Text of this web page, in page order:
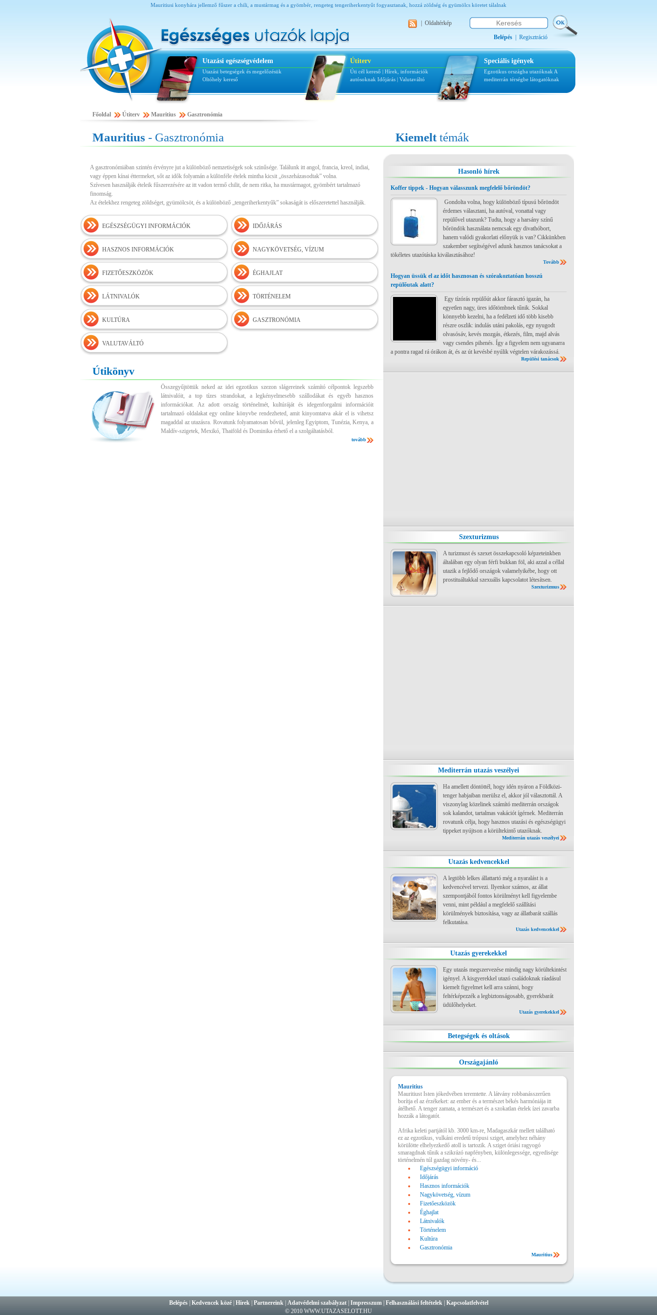
Mauritiusi konyhára jellemző fűszer a chili, a mustármag és a gyömbér, rengeteg tengeriherkentyűt fogyasztanak, hozzá zöldség és gyümölcs köretet tálalnak
Oldaltérkép
Belépés Regisztráció
Utazási egészségvédelem
Utazási betegségek és megelőzésük
Oltóhely kereső
Útiterv
Úti cél kereső | Hírek, információk
autósoknak Időjárás | Valutaváltó
Speciális igények
Egzotikus országba utazóknak A
mediterrán térségbe látogatóknak
Főoldal Útiterv Mauritius Gasztronómia
Mauritius - Gasztronómia
A gasztronómiában szintén érvényre jut a különböző nemzetiségek sok szinűsége. Találunk itt angol, francia, kreol, indiai,
vagy éppen kínai éttermeket, sőt az idők folyamán a különféle ételek mintha kicsit „összeházasodtak” volna.
Szívesen használják ételeik fűszerezésére az itt vadon termő chilit, de nem ritka, ha mustármagot, gyömbért tartalmazó
finomság.
Az ételekhez rengeteg zöldséget, gyümölcsöt, és a különböző „tengeriherkentyűk” sokaságát is előszeretettel használják.
EGÉSZSÉGÜGYI INFORMÁCIÓK IDŐJÁRÁS
HASZNOS INFORMÁCIÓK NAGYKÖVETSÉG, VÍZUM
FIZETŐESZKÖZÖK ÉGHAJLAT
LÁTNIVALÓK TÖRTÉNELEM
KULTÚRA GASZTRONÓMIA
VALUTAVÁLTÓ
Útikönyv
Összegyűjtöttük neked az idei egzotikus szezon slágereinek számító célpontok legszebb
látnivalóit, a top tízes strandokat, a legkényelmesebb szállodákat és egyéb hasznos
információkat. Az adott ország történelmét, kultúráját és idegenforgalmi információit
tartalmazó oldalakat egy online könyvbe rendezheted, amit kinyomtatva akár el is vihetsz
magaddal az utazásra. Rovatunk folyamatosan bővül, jelenleg Egyiptom, Tunézia, Kenya, a
Maldív-szigetek, Mexikó, Thaiföld és Dominika érhető el a szolgáltatásból.
tovább
Kiemelttémák
Hasonló hírek
Koffer tippek - Hogyan válasszunk megfelelő bőröndöt?
Gondolta volna, hogy különböző típusú bőröndöt
érdemes választani, ha autóval, vonattal vagy
repülővel utazunk? Tudta, hogy a harsány színű
bőröndök használata nemcsak egy divathóbort,
hanem valódi gyakorlati előnyük is van? Cikkünkben
szakember segítségével adunk hasznos tanácsokat a
tökéletes utazótáska kiválasztásához!
Tovább
Hogyan üssük el az időt hasznosan és szórakoztatóan hosszú
repülőutak alatt?
Egy tízórás repülőút akkor fárasztó igazán, ha
egyetlen nagy, üres időtömbnek tűnik. Sokkal
könnyebb kezelni, ha a fedélzeti idő több kisebb
részre oszlik: indulás utáni pakolás, egy nyugodt
olvasósáv, kevés mozgás, étkezés, film, majd alvás
vagy csendes pihenés. Így a figyelem nem ugyanarra
a pontra ragad rá órákon át, és az út kevésbé nyúlik végtelen várakozássá.
Repülési tanácsok
Szexturizmus
A turizmust és szexet összekapcsoló képzeteinkben
általában egy olyan férfi bukkan föl, aki azzal a céllal
utazik a fejlődő országok valamelyikébe, hogy ott
prostituáltakkal szexuális kapcsolatot létesítsen.
Szexturizmus
Mediterrán utazás veszélyei
Ha amellett döntöttél, hogy idén nyáron a Földközi-
tenger habjaiban merülsz el, akkor jól választottál. A
viszonylag közelinek számító mediterrán országok
sok kalandot, tartalmas vakációt ígérnek. Mediterrán
rovatunk célja, hogy hasznos utazási és egészségügyi
tippeket nyújtson a körültekintő utazóknak.
Mediterrán utazás veszélyei
Utazás kedvencekkel
A legtöbb lelkes állattartó még a nyaralást is a
kedvencével tervezi. Ilyenkor számos, az állat
szempontjából fontos körülményt kell figyelembe
venni, mint például a megfelelő szállítási
körülmények biztosítása, vagy az állatbarát szállás
felkutatása.
Utazás kedvencekkel
Utazás gyerekekkel
Egy utazás megszervezése mindig nagy körültekintést
igényel. A kisgyerekkel utazó családoknak ráadásul
kiemelt figyelmet kell arra szánni, hogy
feltérképezzék a legbiztonságosabb, gyerekbarát
üdülőhelyeket.
Utazás gyerekekkel
Betegségek és oltások
Országajánló
Mauritius
Mauritiust Isten jókedvében teremtette. A látvány robbanásszerűen
borítja el az érzékeket: az ember és a természet békés harmóniája itt
átélhető. A tenger zamata, a természet és a szokatlan ételek ízei zavarba
hozzák a látogatót.
Afrika keleti partjától kb. 3000 km-re, Madagaszkár mellett található
ez az egzotikus, vulkáni eredetű trópusi sziget, amelyhez néhány
körülötte elhelyezkedő atoll is tartozik. A sziget óriási ragyogó
smaragdnak tűnik a szikrázó napfényben, különlegessége, egyedisége
történelmén túl gazdag növény- és...
Egészségügyi információ
Időjárás
Hasznos információk
Nagykövetség, vízum
Fizetőeszközök
Éghajlat
Látnivalók
Történelem
Kultúra
Gasztronómia
Mauritius
Belépés| Kedvencek közé| Hírek| Partnereink| Adatvédelmi szabályzat| Impresszum| Felhasználási feltételek| Kapcsolatfelvétel
© 2010 WWW.UTAZASELOTT.HU